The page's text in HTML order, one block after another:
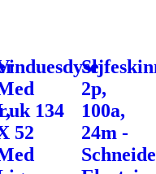
134
52
2p,
100a,
24m -